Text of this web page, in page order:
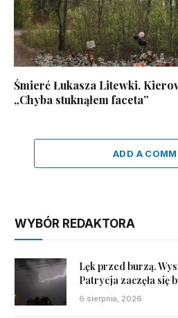
Śmierć Łukasza Litewki.
„Chyba stuknąłem faceta”
ADD A
WYBÓR REDAKTORA
Lęk przed burzą.
Patrycja zaczęła się
6 sierpnia, 2026